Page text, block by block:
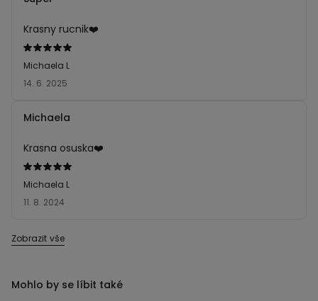
Hodnocení:
5
z 5
14. 6. 2025
Michaela L
Krasny rucnik❤️
Hodnocení:
5
z 5
11. 8. 2024
Michaela L
Michaela
Krasna osuska❤️
Zobrazit vše
Mohlo by se líbit také